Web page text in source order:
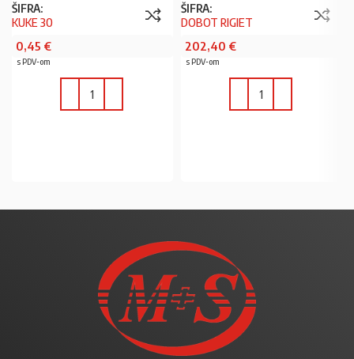
ŠIFRA:
KUKE 30
0,45 €
s PDV-om
ŠIFRA:
DOBOT RIGIET
202,40 €
s PDV-om